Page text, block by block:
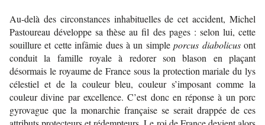
Au-delà des circonstances inhabituelles de cet accident, Michel
Pastoureau développe sa thèse au fil des pages : selon lui, cette
souillure et cette infâmie dues à un simpleporcus diabolicusont
conduit la famille royale à redorer son blason en plaçant
désormais le royaume de France sous la protection mariale du lys
célestiel et de la couleur bleu, couleur s’imposant comme la
couleur divine par excellence. C’est donc en réponse à un porc
gyrovague que la monarchie française se serait drappée de ces